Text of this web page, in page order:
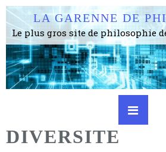
LA GARENNE DE
DIVERSITE